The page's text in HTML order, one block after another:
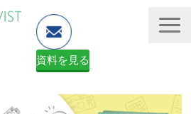
資料を見る